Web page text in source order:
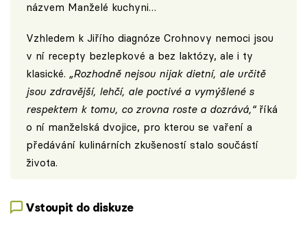
názvem Manželé kuchyni…
Vzhledem k Jiřího diagnóze Crohnovy nemoci jsou
v ní recepty bezlepkové a bez laktózy, ale i ty
klasické. „Rozhodně nejsou nijak dietní, ale určitě
jsou zdravější, lehčí, ale poctivé a vymýšlené s
respektem k tomu, co zrovna roste a dozrává,“říká
o ní manželská dvojice, pro kterou se vaření a
předávání kulinárních zkušeností stalo součástí
života.
Vstoupit do diskuze